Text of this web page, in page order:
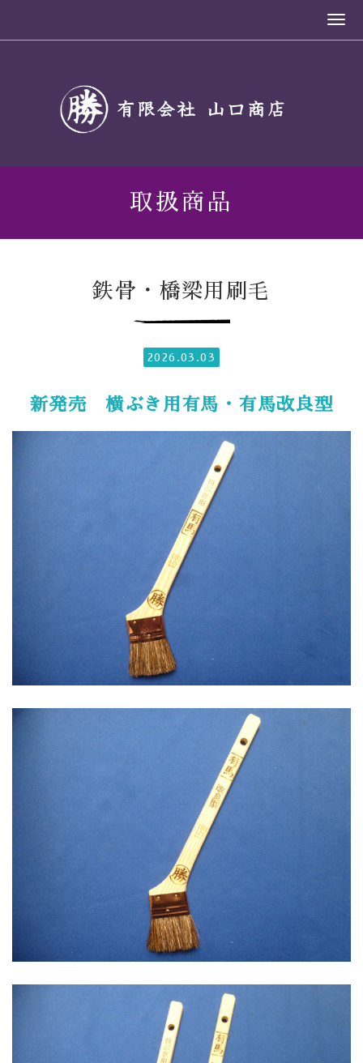
取扱商品
鉄骨・橋梁用刷毛
2026.03.03
新発売 横ぶき用有馬・有馬改良型